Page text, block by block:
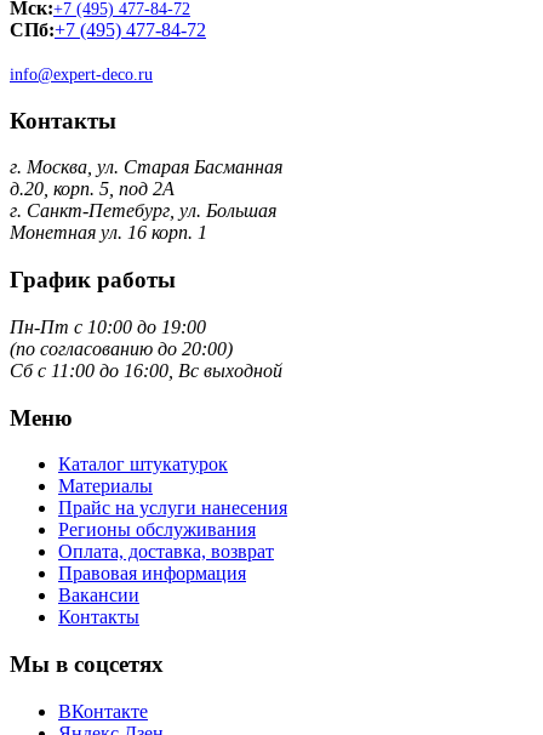
Мск:+7 (495) 477-84-72
СПб:+7 (495) 477-84-72
info@expert-deco.ru
Контакты
г. Москва, ул. Старая Басманная
д.20, корп. 5, под 2А
г. Санкт-Петебург, ул. Большая
Монетная ул. 16 корп. 1
График работы
Пн-Пт с 10:00 до 19:00
(по согласованию до 20:00)
Сб с 11:00 до 16:00, Вс выходной
Меню
Каталог штукатурок
Материалы
Прайс на услуги нанесения
Регионы обслуживания
Оплата, доставка, возврат
Правовая информация
Вакансии
Контакты
Мы в соцсетях
ВКонтакте